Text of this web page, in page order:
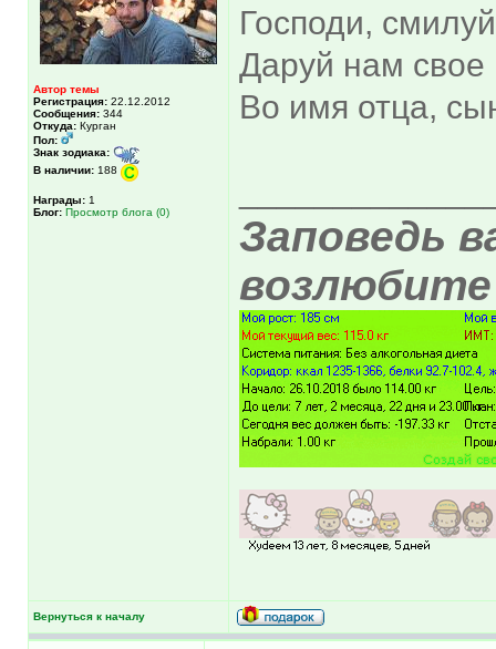
Автор темы
Регистрация: 22.12.2012
Сообщения: 344
Откуда: Курган
Пол:
Знак зодиака:
В наличии: 188
Награды: 1
Блог: Просмотр блога (0)
Господи,
Даруй нам
Во имя отца,
Заповедь
возлюбите
Вернуться к началу